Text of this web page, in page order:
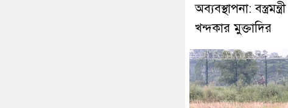
অব্যবস্থাপনা: বস্ত্রমন্ত্রী
খন্দকার মুক্তাদির